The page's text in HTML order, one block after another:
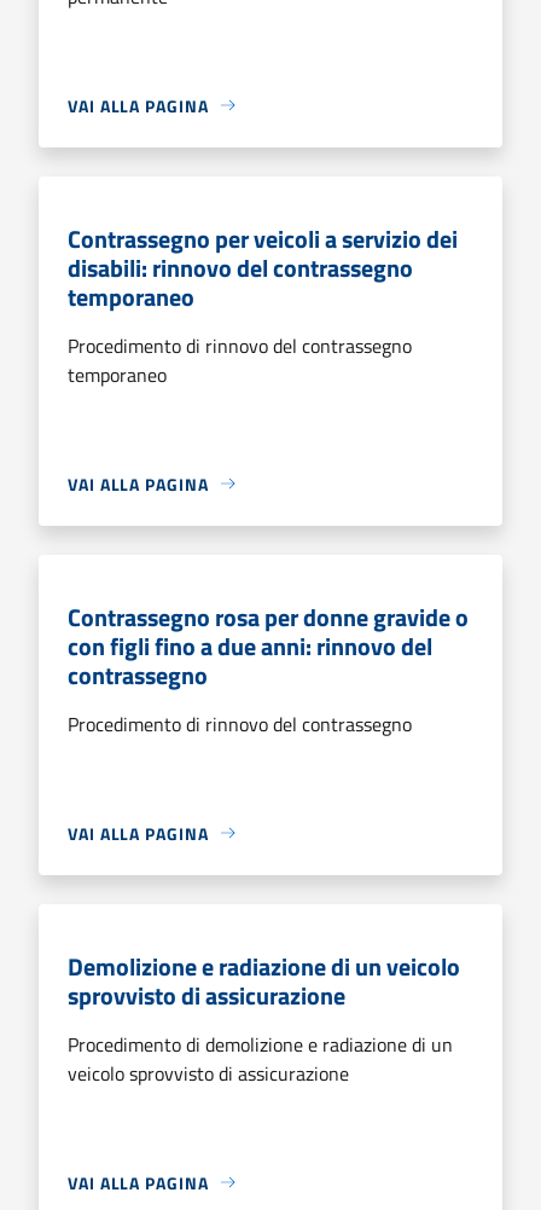
VAI ALLA PAGINA
Contrassegno per veicoli a servizio dei
disabili: rinnovo del contrassegno
temporaneo
Procedimento di rinnovo del contrassegno
temporaneo
VAI ALLA PAGINA
Contrassegno rosa per donne gravide o
con figli fino a due anni: rinnovo del
contrassegno
Procedimento di rinnovo del contrassegno
VAI ALLA PAGINA
Demolizione e radiazione di un veicolo
sprovvisto di assicurazione
Procedimento di demolizione e radiazione di un
veicolo sprovvisto di assicurazione
VAI ALLA PAGINA